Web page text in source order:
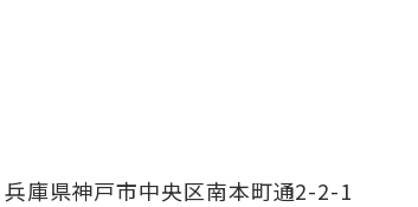
兵庫県神戸市中央区南本町通2-2-1